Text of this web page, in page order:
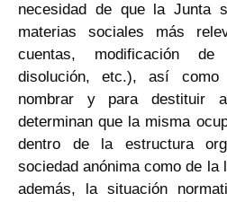
necesidad de que la Junta
materias sociales más
cuentas, modificación
disolución, etc.), así como
nombrar y para destituir
determinan que la misma
dentro de la estructura
sociedad anónima como de la
además, la situación